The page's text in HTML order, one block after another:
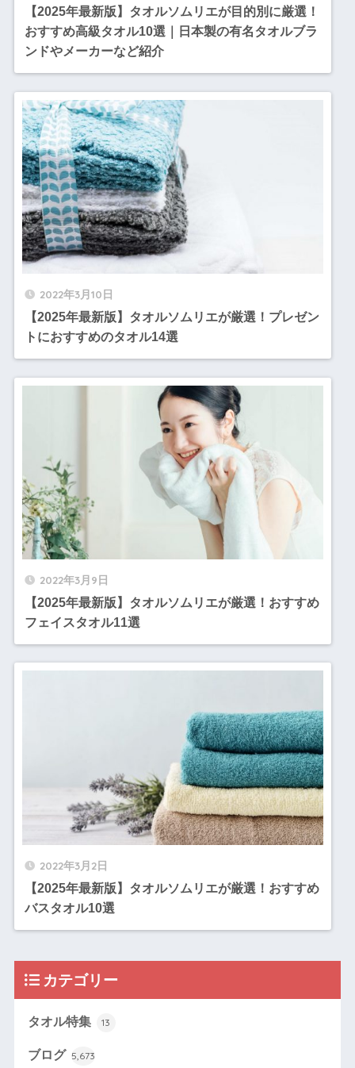
【2025年最新版】タオルソムリエが目的別に厳選！
おすすめ高級タオル10選｜日本製の有名タオルブラ
ンドやメーカーなど紹介
2022年3月10日
【2025年最新版】タオルソムリエが厳選！プレゼン
トにおすすめのタオル14選
2022年3月9日
【2025年最新版】タオルソムリエが厳選！おすすめ
フェイスタオル11選
2022年3月2日
【2025年最新版】タオルソムリエが厳選！おすすめ
バスタオル10選
カテゴリー
タオル特集 13
ブログ 5,673